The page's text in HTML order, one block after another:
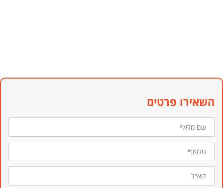
השאירו פרטים
שם
מלא*
טלפון*
דוא״ל